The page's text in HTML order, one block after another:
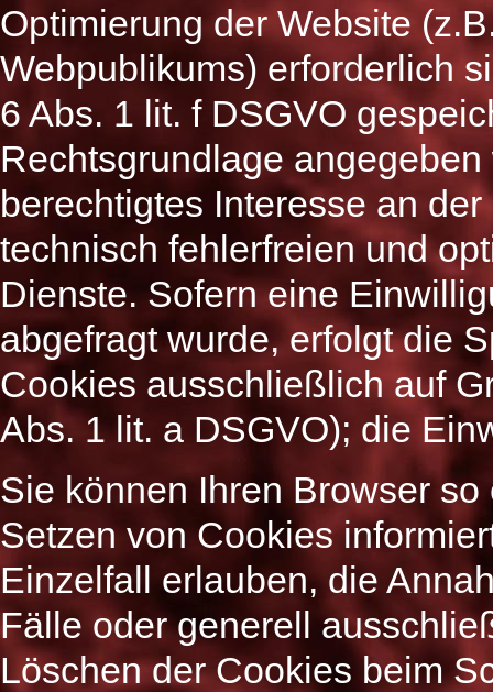
Optimierung der Website
Webpublikums) erforderlich
6 Abs. 1 lit. f DSGVO
Rechtsgrundlage
berechtigtes Interesse an
technisch fehlerfreien und
Dienste. Sofern eine
abgefragt wurde, erfolgt die
Cookies ausschließlich auf
Abs. 1 lit. a DSGVO); die
Sie können Ihren Browser
Setzen von Cookies
Einzelfall erlauben, die
Fälle oder generell
Löschen der Cookies beim